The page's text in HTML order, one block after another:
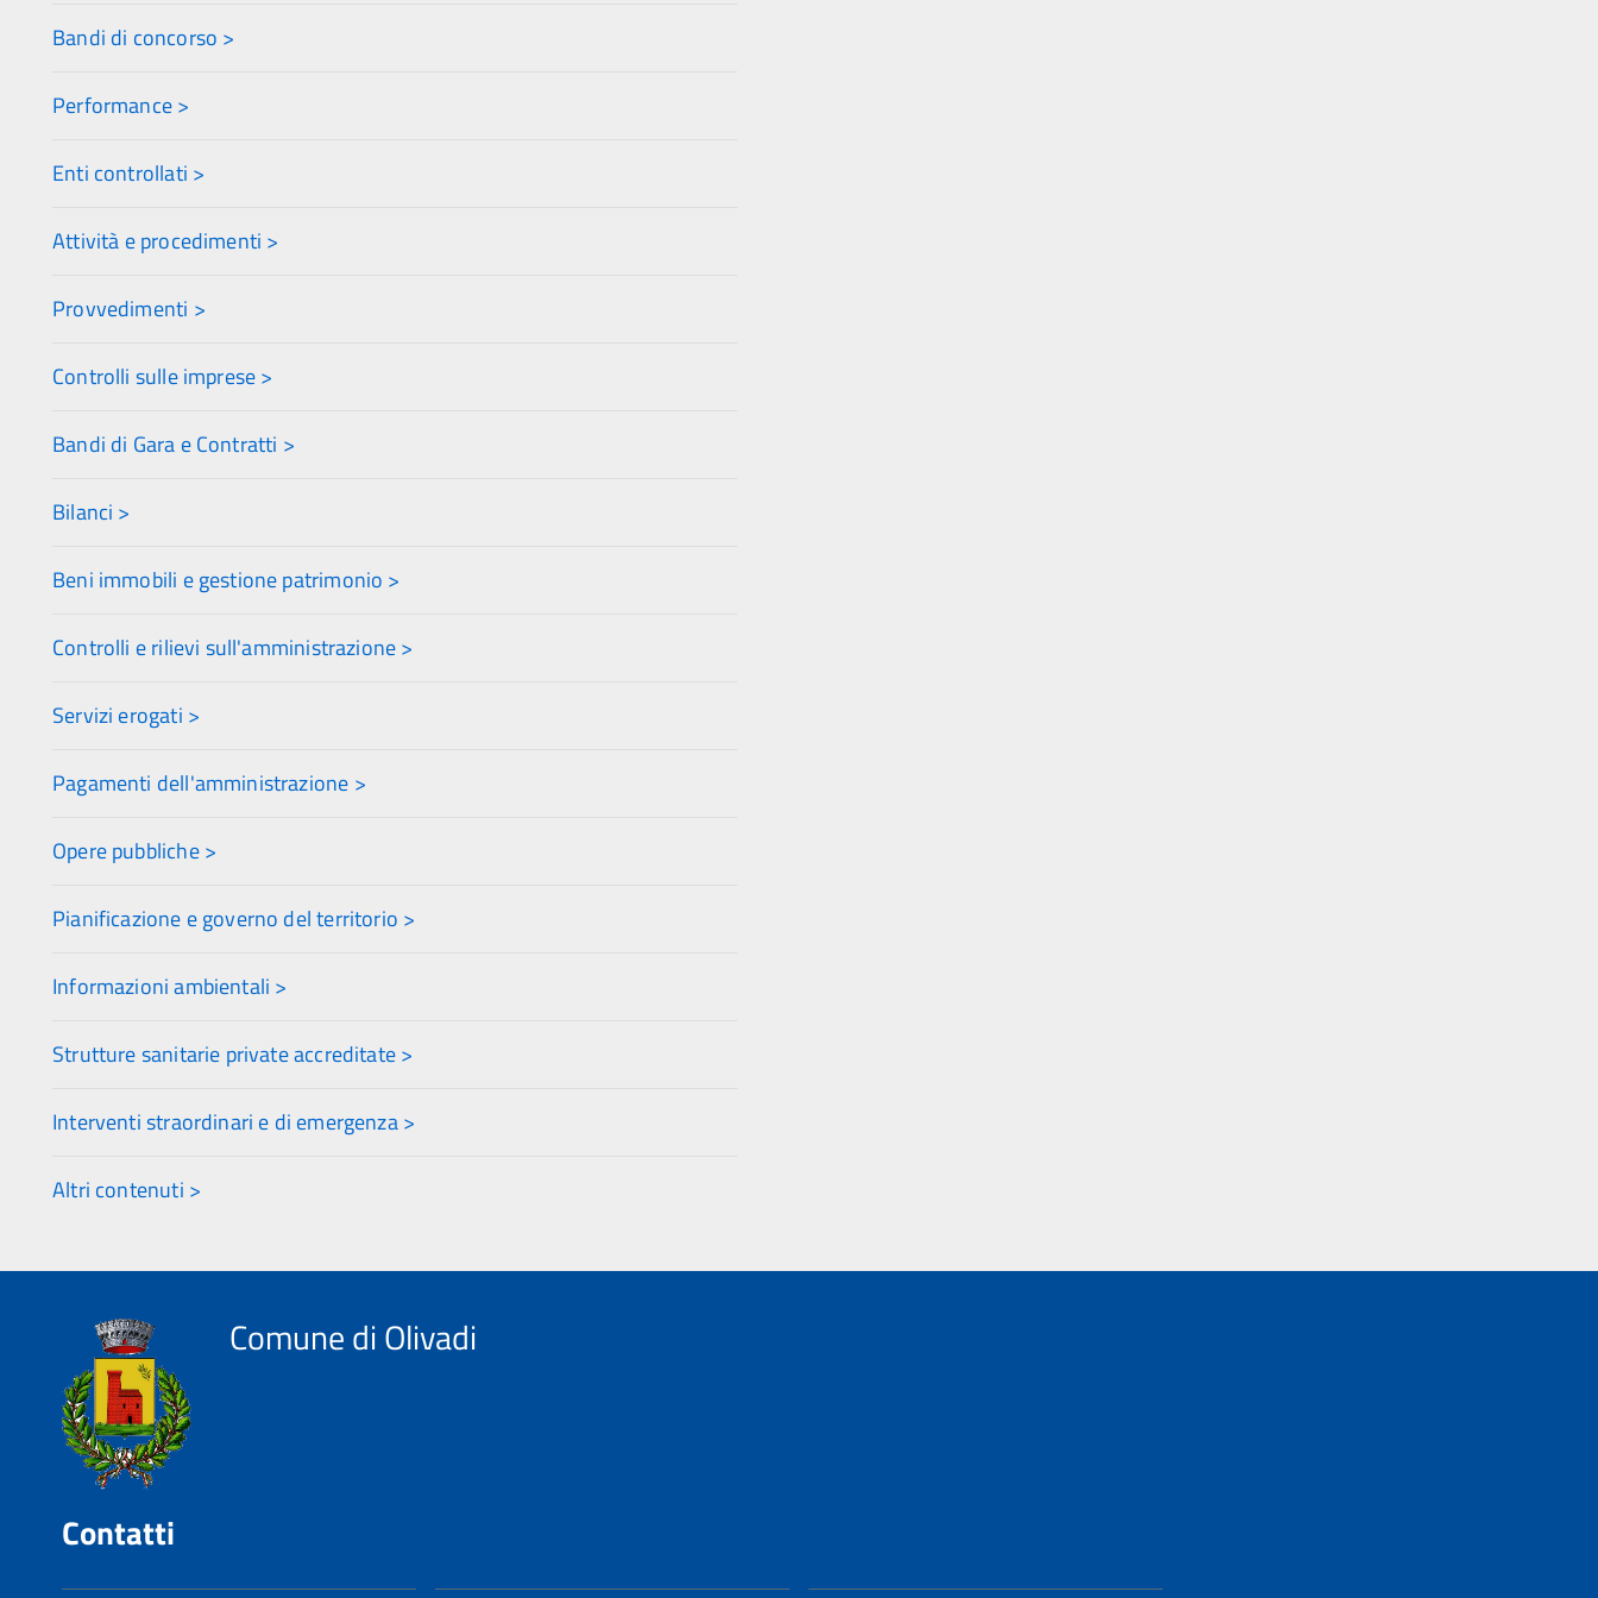
Bandi di concorso >
Performance >
Enti controllati >
Attività e procedimenti >
Provvedimenti >
Controlli sulle imprese >
Bandi di Gara e Contratti >
Bilanci >
Beni immobili e gestione patrimonio >
Controlli e rilievi sull'amministrazione >
Servizi erogati >
Pagamenti dell'amministrazione >
Opere pubbliche >
Pianificazione e governo del territorio >
Informazioni ambientali >
Strutture sanitarie private accreditate >
Interventi straordinari e di emergenza >
Altri contenuti >
Comune di Olivadi
Contatti